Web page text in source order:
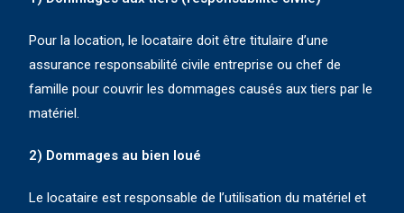
Pour la location, le locataire doit être titulaire d’une
assurance responsabilité civile entreprise ou chef de
famille pour couvrir les dommages causés aux tiers par le
matériel.
2) Dommages au bien loué
Le locataire est responsable de l’utilisation du matériel et